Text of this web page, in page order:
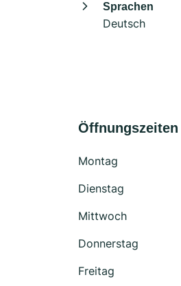
Sprachen
Deutsch
Öffnungszeiten
Montag
Dienstag
Mittwoch
Donnerstag
Freitag